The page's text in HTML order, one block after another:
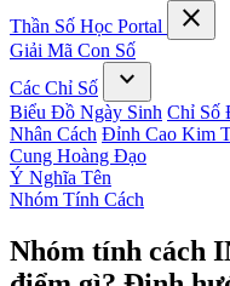
Thần Số Học Portal close
Giải Mã Con Số
Các Chỉ Số
expand_more
Biểu Đồ Ngày Sinh Chỉ Số
Nhân Cách Đỉnh Cao Kim
Cung Hoàng Đạo
Ý Nghĩa Tên
Nhóm Tính Cách
Nhóm tính cách